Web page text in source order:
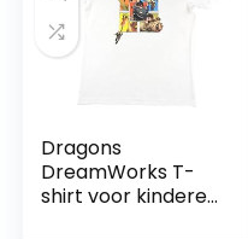
Dragons
DreamWorks T-
shirt voor kinderen